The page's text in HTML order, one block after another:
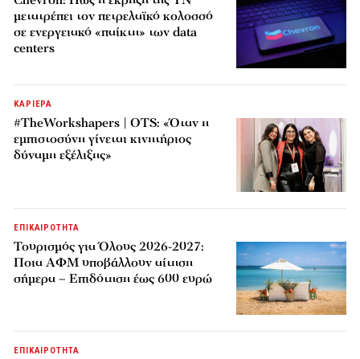
μετατρέπει τον πετρελαϊκό κολοσσό
σε ενεργειακό «παίκτη» των data
centers
ΚΑΡΙΕΡΑ
#TheWorkshapers | OTS: «Όταν η
εμπιστοσύνη γίνεται κινητήριος
δύναμη εξέλιξης»
ΕΠΙΚΑΙΡΟΤΗΤΑ
Τουρισμός για Όλους 2026-2027:
Ποια ΑΦΜ υποβάλλουν αίτηση
σήμερα – Επιδότηση έως 600 ευρώ
ΕΠΙΚΑΙΡΟΤΗΤΑ